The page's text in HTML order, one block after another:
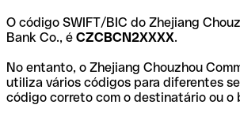
O código SWIFT/BIC do Zhejiang
Bank Co., é CZCBCN2XXXX.
No entanto, o Zhejiang Chouzhou
utiliza vários códigos para diferentes
código correto com o destinatário ou o